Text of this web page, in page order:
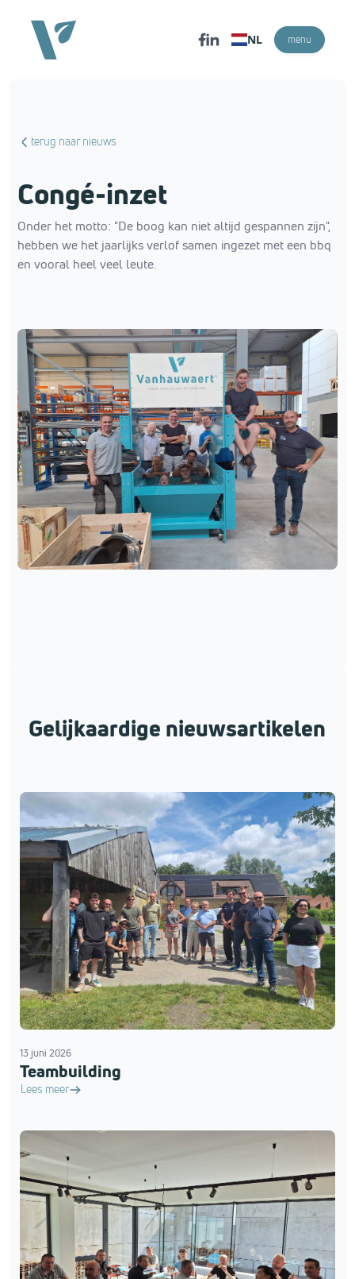
NL menu
terug naar nieuws
Congé-inzet
Onder het motto: "De boog kan niet altijd gespannen zijn",
hebben we het jaarlijks verlof samen ingezet met een bbq
en vooral heel veel leute.
Gelijkaardige nieuwsartikelen
13 juni 2026
Teambuilding
Lees meer